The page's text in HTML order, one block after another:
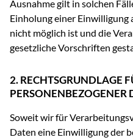
Ausnahme gilt in solchen
Einholung einer Einwilligung
nicht möglich ist und die
gesetzliche Vorschriften
2. RECHTSGRUNDLAGE
PERSONENBEZOGENER
Soweit wir für
Daten eine Einwilligung der